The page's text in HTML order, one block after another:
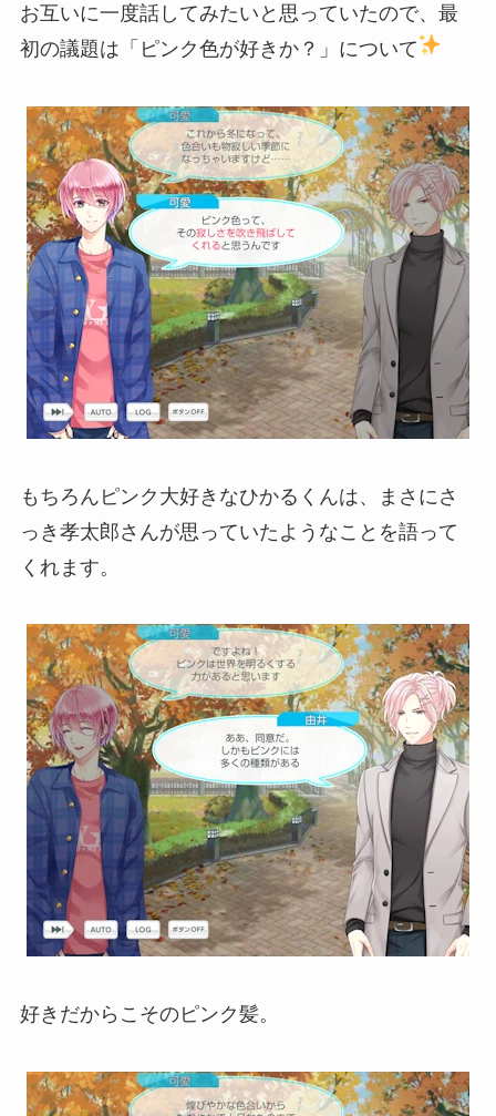
お互いに一度話してみたいと思っていたので、最
初の議題は「ピンク色が好きか？」について
もちろんピンク大好きなひかるくんは、まさにさ
っき孝太郎さんが思っていたようなことを語って
くれます。
好きだからこそのピンク髪。